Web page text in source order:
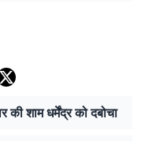
शाम धर्मेंद्र को दबोचा